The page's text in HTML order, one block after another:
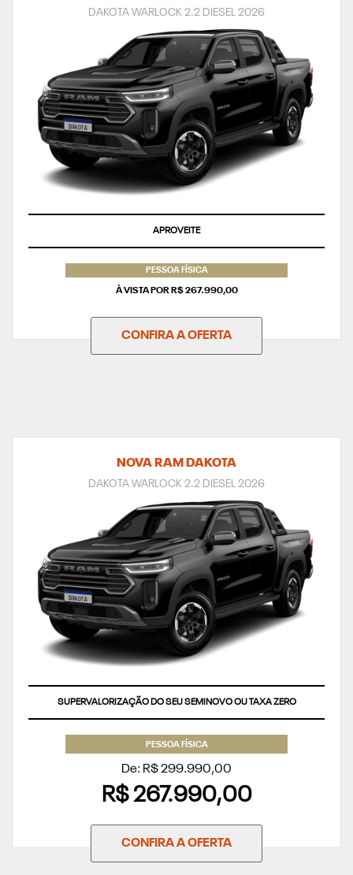
DAKOTA WARLOCK 2.2 DIESEL 2026
APROVEITE
PESSOA FÍSICA
À VISTA POR R$ 267.990,00
CONFIRA A OFERTA
NOVA RAM DAKOTA
DAKOTA WARLOCK 2.2 DIESEL 2026
SUPERVALORIZAÇÃO DO SEU SEMINOVO OU TAXA ZERO
PESSOA FÍSICA
De: R$ 299.990,00
R$ 267.990,00
CONFIRA A OFERTA